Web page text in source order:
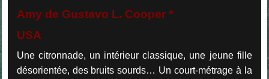
Amy de Gustavo L. Cooper *
USA
Une citronnade, un intérieur classique, une jeune fille
désorientée, des bruits sourds… Un court-métrage à la